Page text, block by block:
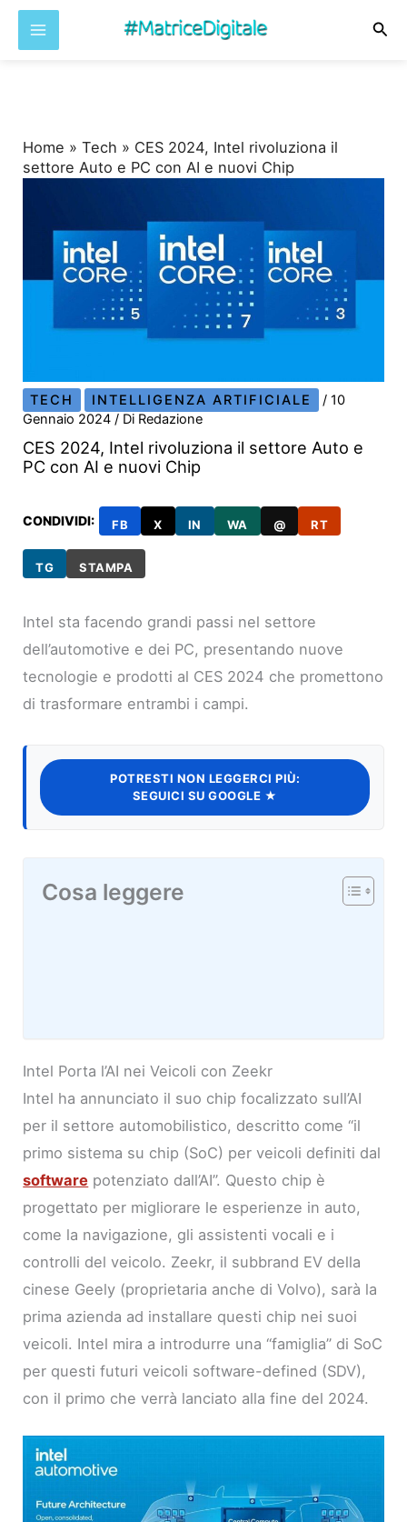
Home »Tech » CES 2024, Intel rivoluziona il
settore Auto e PC con AI e nuovi Chip
TECH INTELLIGENZA ARTIFICIALE /10
Gennaio 2024/ Di Redazione
CES 2024, Intel rivoluziona il settore Auto e
PC con AI e nuovi Chip
CONDIVIDI: FB X IN WA @ RT
TG STAMPA
Intel sta facendo grandi passi nel settore
dell’automotive e dei PC, presentando nuove
tecnologie e prodotti al CES 2024 che promettono
di trasformare entrambi i campi.
POTRESTI NON LEGGERCI PIÙ:
SEGUICI SU GOOGLE ★
Cosa leggere
Intel Porta l’AI nei Veicoli con Zeekr
Intel ha annunciato il suo chip focalizzato sull’AI
per il settore automobilistico, descritto come “il
primo sistema su chip (SoC) per veicoli definiti dal
software potenziato dall’AI”. Questo chip è
progettato per migliorare le esperienze in auto,
come la navigazione, gli assistenti vocali e i
controlli del veicolo. Zeekr, il subbrand EV della
cinese Geely (proprietaria anche di Volvo), sarà la
prima azienda ad installare questi chip nei suoi
veicoli. Intel mira a introdurre una “famiglia” di SoC
per questi futuri veicoli software-defined (SDV),
con il primo che verrà lanciato alla fine del 2024.